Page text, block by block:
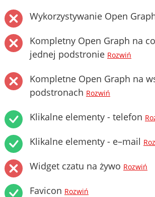
Wykorzystywanie Open
Kompletny Open Graph na
jednej podstronie Rozwiń
Kompletne Open Graph na
podstronach Rozwiń
Klikalne elementy - telefon
Klikalne elementy - e–mail
Widget czatu na żywo Rozwiń
Favicon Rozwiń